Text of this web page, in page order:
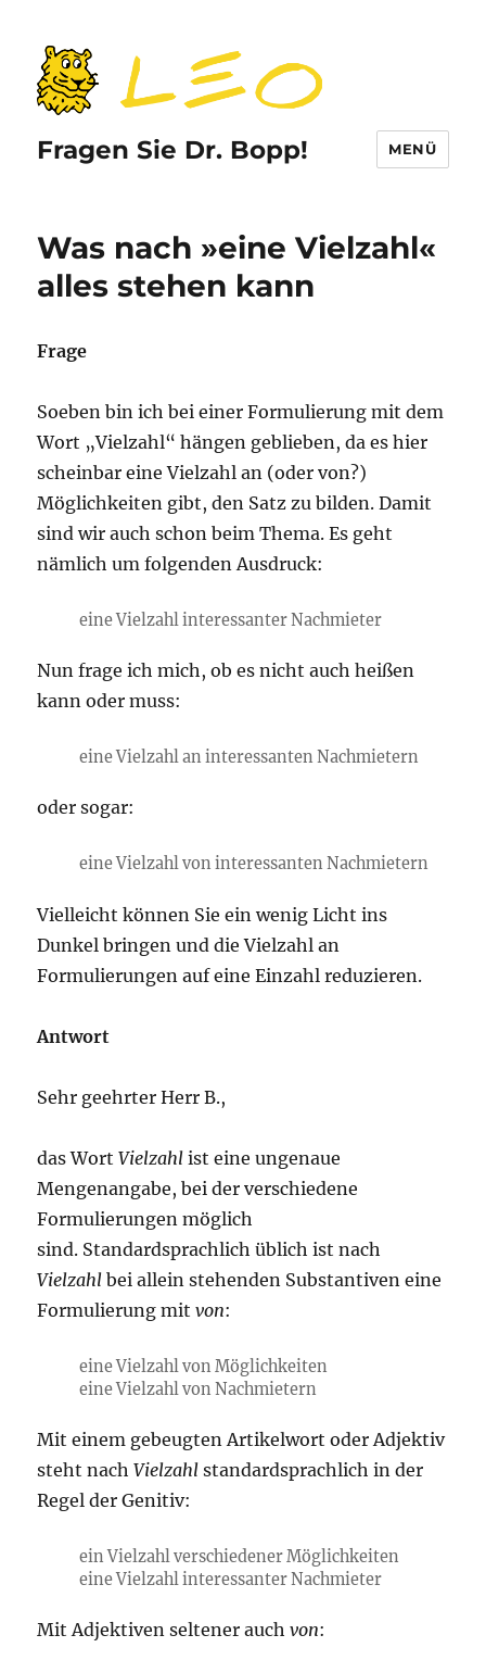
Fragen Sie Dr. Bopp! MENÜ
Was nach »eine Vielzahl«
alles stehen kann
Frage
Soeben bin ich bei einer Formulierung mit dem
Wort „Vielzahl“ hängen geblieben, da es hier
scheinbar eine Vielzahl an (oder von?)
Möglichkeiten gibt, den Satz zu bilden. Damit
sind wir auch schon beim Thema. Es geht
nämlich um folgenden Ausdruck:
eine Vielzahl interessanter Nachmieter
Nun frage ich mich, ob es nicht auch heißen
kann oder muss:
eine Vielzahl an interessanten Nachmietern
oder sogar:
eine Vielzahl von interessanten Nachmietern
Vielleicht können Sie ein wenig Licht ins
Dunkel bringen und die Vielzahl an
Formulierungen auf eine Einzahl reduzieren.
Antwort
Sehr geehrter Herr B.,
das WortVielzahl ist eine ungenaue
Mengenangabe, bei der verschiedene
Formulierungen möglich
sind. Standardsprachlich üblich ist nach
Vielzahl bei allein stehenden Substantiven eine
Formulierung mitvon:
eine Vielzahl von Möglichkeiten
eine Vielzahl von Nachmietern
Mit einem gebeugten Artikelwort oder Adjektiv
steht nachVielzahl standardsprachlich in der
Regel der Genitiv:
ein Vielzahl verschiedener Möglichkeiten
eine Vielzahl interessanter Nachmieter
Mit Adjektiven seltener auchvon: